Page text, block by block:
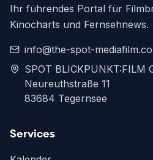
Ihr führendes Portal für
Kinocharts und Fernsehnews.
info@the-spot-
SPOT BLICKPUNKT:FILM
Neureuthstraße 11
83684 Tegernsee
Services